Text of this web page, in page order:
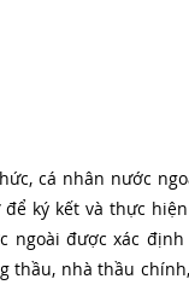
cá nhân nước
ký kết và thực
ngoài được xác định
thầu, nhà thầu